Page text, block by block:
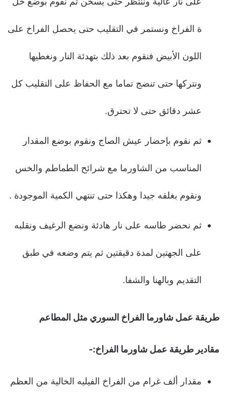
ة الفراخ ونستمر في التقليب حتى يحصل الفراخ على
اللون الأبيض فنقوم بعد ذلك بتهدئة النار ونغطيها
ونتركها حتى تنضج تماما مع الحفاظ على التقليب كل
عشر دقائق حتى لا تحترق.
ثم نقوم بإحضار عيش الصاج ونقوم بوضع المقدار
المناسب من الشاورما مع شرائح الطماطم والخس
ونقوم بغلقه جيدا وهكذا حتى تنتهي الكمية الموجودة .
ثم نحضر طاسه على نار هادئة ونضع الرغيف ونقلبه
على الجهتين لمدة دقيقتين ثم يتم وضعه في طبق
التقديم وبالهنا والشفا.
طريقة عمل شاورما الفراخ السوري مثل المطاعم
مقادير طريقة عمل شاورما الفراخ:-
مقدار ألف غرام من الفراخ الفيليه الخالية من العظم